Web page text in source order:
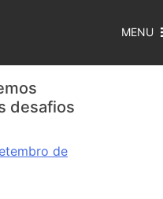
MENU
desafios
de